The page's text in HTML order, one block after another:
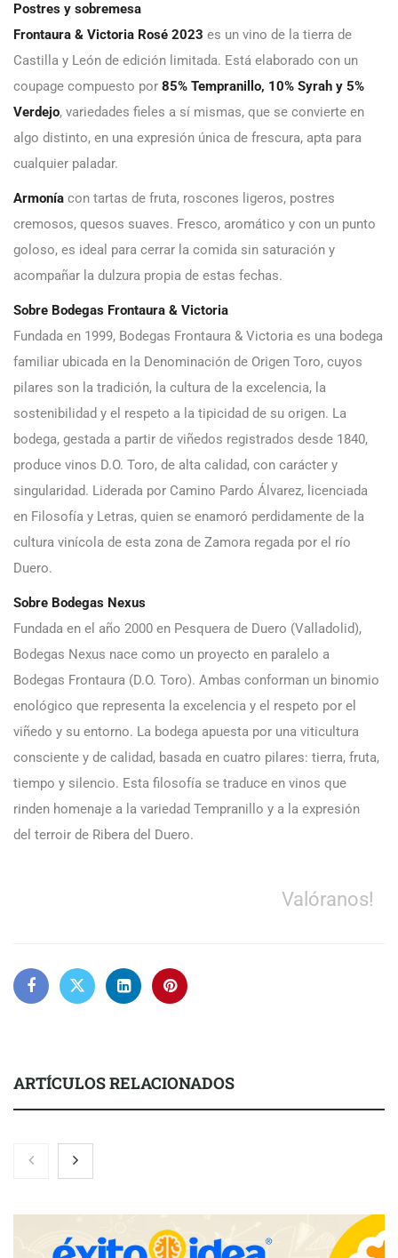
Postres y sobremesa
Frontaura & Victoria Rosé 2023 es un vino de la tierra de
Castilla y León de edición limitada. Está elaborado con un
coupage compuesto por 85% Tempranillo, 10% Syrah y 5%
Verdejo, variedades fieles a sí mismas, que se convierte en
algo distinto, en una expresión única de frescura, apta para
cualquier paladar.
Armonía con tartas de fruta, roscones ligeros, postres
cremosos, quesos suaves. Fresco, aromático y con un punto
goloso, es ideal para cerrar la comida sin saturación y
acompañar la dulzura propia de estas fechas.
Sobre Bodegas Frontaura & Victoria
Fundada en 1999, Bodegas Frontaura & Victoria es una bodega
familiar ubicada en la Denominación de Origen Toro, cuyos
pilares son la tradición, la cultura de la excelencia, la
sostenibilidad y el respeto a la tipicidad de su origen. La
bodega, gestada a partir de viñedos registrados desde 1840,
produce vinos D.O. Toro, de alta calidad, con carácter y
singularidad. Liderada por Camino Pardo Álvarez, licenciada
en Filosofía y Letras, quien se enamoró perdidamente de la
cultura vinícola de esta zona de Zamora regada por el río
Duero.
Sobre Bodegas Nexus
Fundada en el año 2000 en Pesquera de Duero (Valladolid),
Bodegas Nexus nace como un proyecto en paralelo a
Bodegas Frontaura (D.O. Toro). Ambas conforman un binomio
enológico que representa la excelencia y el respeto por el
viñedo y su entorno. La bodega apuesta por una viticultura
consciente y de calidad, basada en cuatro pilares: tierra, fruta,
tiempo y silencio. Esta filosofía se traduce en vinos que
rinden homenaje a la variedad Tempranillo y a la expresión
del terroir de Ribera del Duero.
Valóranos!
ARTÍCULOS RELACIONADOS
Nicols presenta seis modelos de anillos de compromiso para el
eclipse solar del 12 de agosto
Zoomex mejora su Strategy Center con herramientas
avanzadas para trading estratégico